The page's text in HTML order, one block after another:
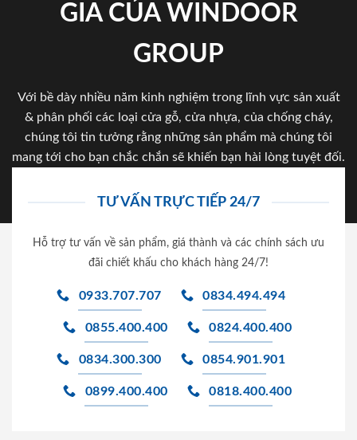
GIA CỦA WINDOOR
GROUP
Với bề dày nhiều năm kinh nghiệm trong lĩnh vực sản xuất
& phân phối các loại cửa gỗ, cửa nhựa, của chống cháy,
chúng tôi tin tưởng rằng những sản phẩm mà chúng tôi
mang tới cho bạn chắc chắn sẽ khiến bạn hài lòng tuyệt đối.
TƯ VẤN TRỰC TIẾP 24/7
Hỗ trợ tư vấn về sản phẩm, giá thành và các chính sách ưu
đãi chiết khấu cho khách hàng 24/7!
0933.707.707 0834.494.494
0855.400.400 0824.400.400
0834.300.300 0854.901.901
0899.400.400 0818.400.400